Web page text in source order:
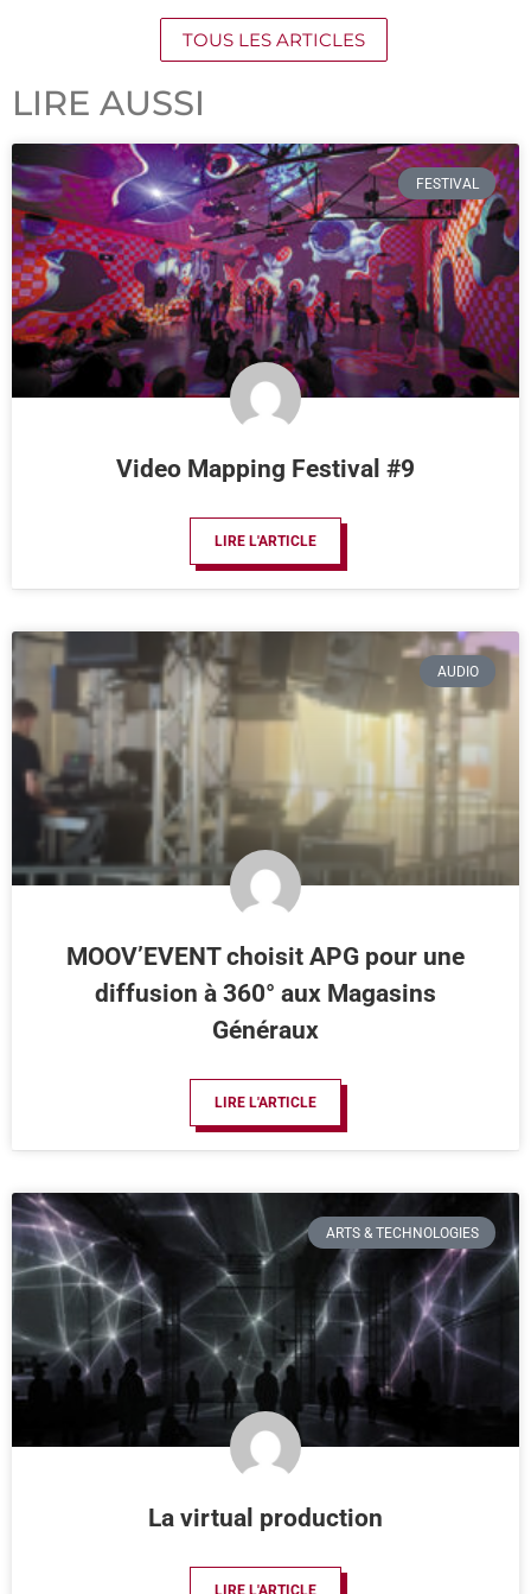
TOUS LES ARTICLES
LIRE AUSSI
FESTIVAL
Video Mapping Festival #9
LIRE L'ARTICLE
AUDIO
MOOV’EVENT choisit APG pour une
diffusion à 360° aux Magasins
Généraux
LIRE L'ARTICLE
ARTS & TECHNOLOGIES
La virtual production